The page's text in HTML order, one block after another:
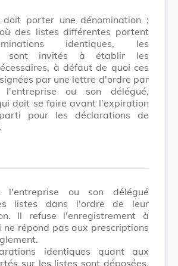
doit porter une dénomination ;
des listes différentes portent
identiques, les
sont invités à établir les
à défaut de quoi ces
par une lettre d'ordre par
ou son délégué,
doit se faire avant l'expiration
pour les déclarations de
ou son délégué
listes dans l'ordre de leur
Il refuse l'enregistrement à
répond pas aux prescriptions
identiques quant aux
sur les listes sont déposées,